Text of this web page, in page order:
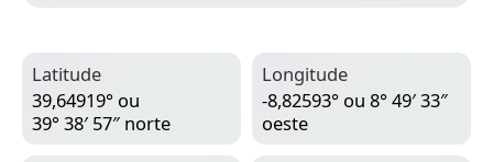
Latitude
39,64919° ou
39° 38′ 57″ norte
Longitude
-8,82593° ou 8° 49′ 33″
oeste